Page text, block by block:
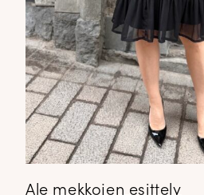
Ale mekkojen esittely